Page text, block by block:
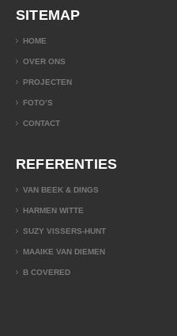
SITEMAP
HOME
OVER ONS
PROJECTEN
FOTO’S
CONTACT
REFERENTIES
VAN BEEK & DINGS
HARMEN WITTE
SUZY VISSERS-HUNT
MAAIKE VAN DIEMEN
B COVERED